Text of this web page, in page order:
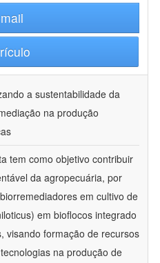
a sustentabilidade da
na produção
tem como objetivo contribuir
da agropecuária, por
em cultivo de
em bioflocos integrado
visando formação de recursos
na produção de